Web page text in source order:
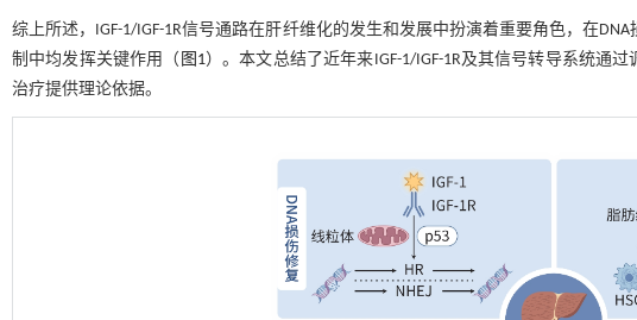
综上所述，IGF-1/IGF-1R信号通路在肝纤维化的发生和发展中扮演着重要角色，在
制中均发挥关键作用（ 图1）。本文总结了近年来IGF-1/IGF-1R及其信号转导系统通
治疗提供理论依据。